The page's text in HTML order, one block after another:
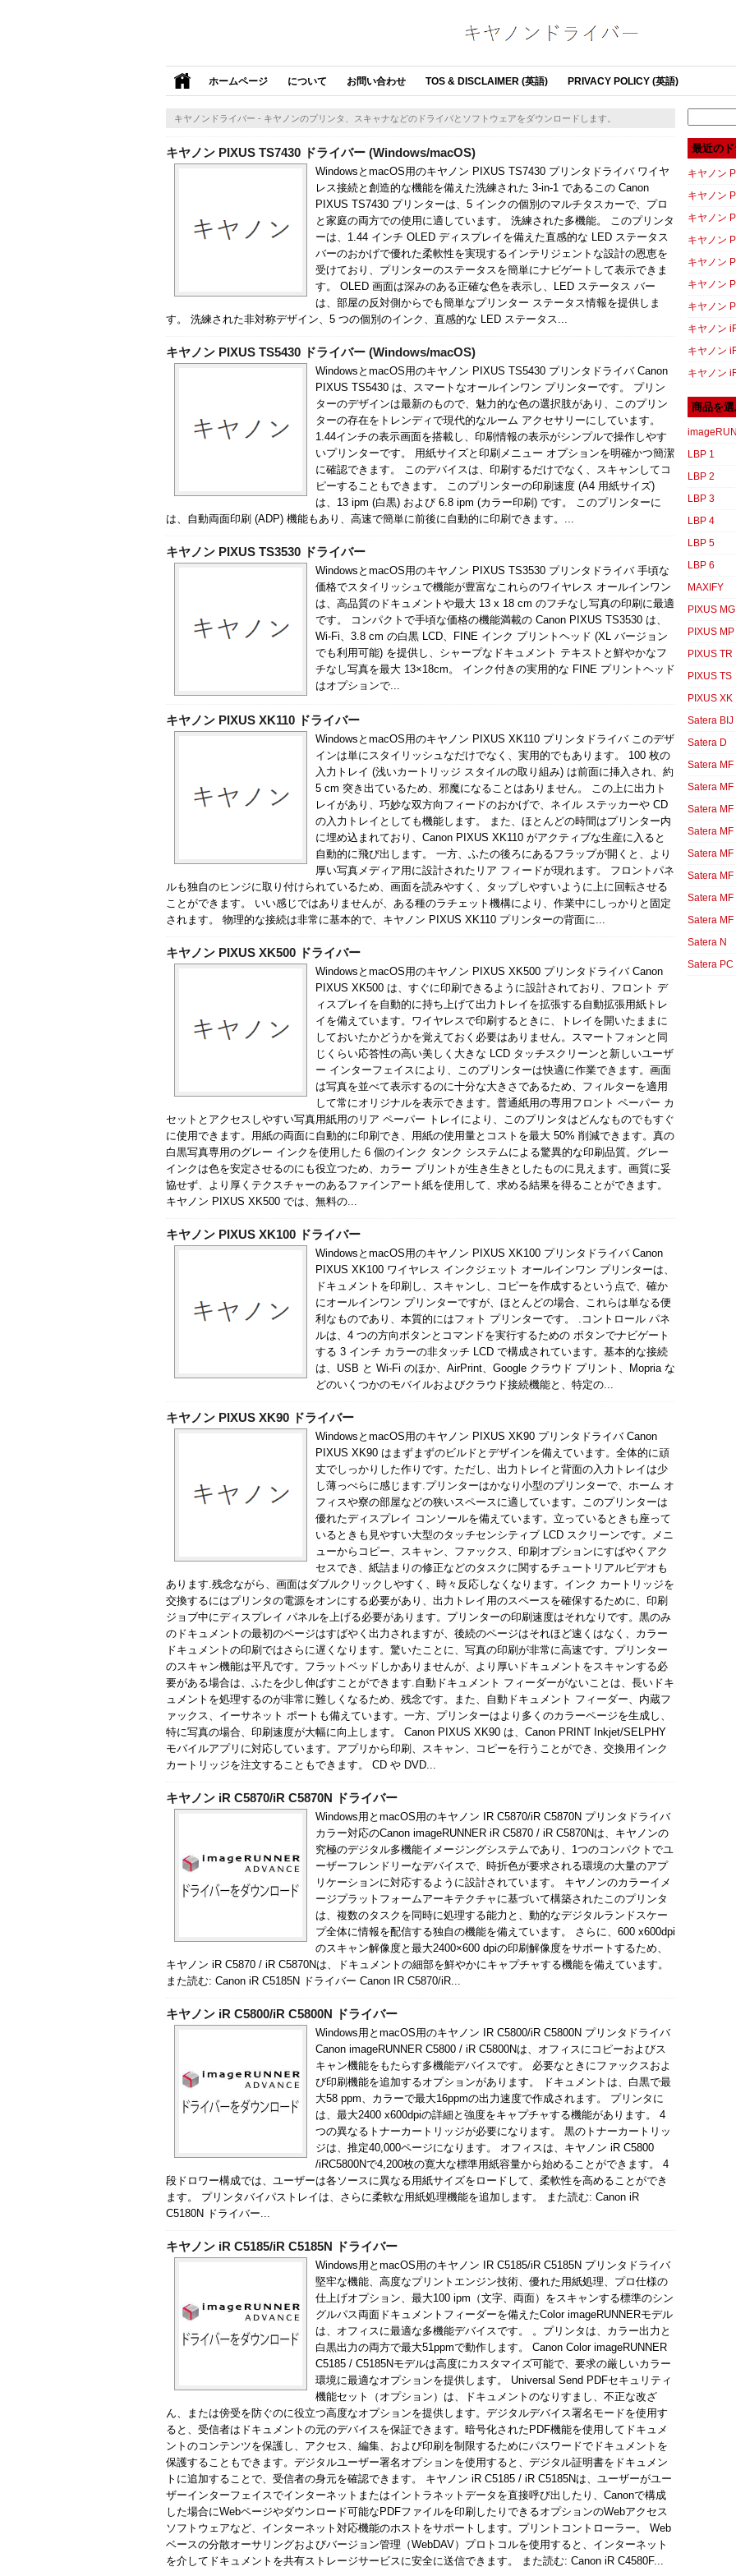
ホームページ について お問い合わせ TOS & DISCLAIMER (英語) PRIVACY POLICY (英語)
キヤノンドライバー - キヤノンのプリンタ、スキャナなどのドライバとソフトウェアをダウンロードします。
キヤノン PIXUS TS7430 ドライバー (Windows/macOS)
WindowsとmacOS用のキヤノン PIXUS TS7430 プリンタドライバ ワイヤ
レス接続と創造的な機能を備えた洗練された 3-in-1 であるこの Canon
PIXUS TS7430 プリンターは、5 インクの個別のマルチタスカーで、プロ
と家庭の両方での使用に適しています。 洗練された多機能。 このプリンタ
ーは、1.44 インチ OLED ディスプレイを備えた直感的な LED ステータス
バーのおかげで優れた柔軟性を実現するインテリジェントな設計の恩恵を
受けており、プリンターのステータスを簡単にナビゲートして表示できま
す。 OLED 画面は深みのある正確な色を表示し、LED ステータス バー
は、部屋の反対側からでも簡単なプリンター ステータス情報を提供しま
す。 洗練された非対称デザイン、5 つの個別のインク、直感的な LED ステータス...
キヤノン PIXUS TS5430 ドライバー (Windows/macOS)
WindowsとmacOS用のキヤノン PIXUS TS5430 プリンタドライバ Canon
PIXUS TS5430 は、スマートなオールインワン プリンターです。 プリン
ターのデザインは最新のもので、魅力的な色の選択肢があり、このプリン
ターの存在をトレンディで現代的なルーム アクセサリーにしています。
1.44インチの表示画面を搭載し、印刷情報の表示がシンプルで操作しやす
いプリンターです。 用紙サイズと印刷メニュー オプションを明確かつ簡潔
に確認できます。 このデバイスは、印刷するだけでなく、スキャンしてコ
ピーすることもできます。 このプリンターの印刷速度 (A4 用紙サイズ)
は、13 ipm (白黒) および 6.8 ipm (カラー印刷) です。 このプリンターに
は、自動両面印刷 (ADP) 機能もあり、高速で簡単に前後に自動的に印刷できます。...
キヤノン PIXUS TS3530 ドライバー
WindowsとmacOS用のキヤノン PIXUS TS3530 プリンタドライバ 手頃な
価格でスタイリッシュで機能が豊富なこれらのワイヤレス オールインワン
は、高品質のドキュメントや最大 13 x 18 cm のフチなし写真の印刷に最適
です。 コンパクトで手頃な価格の機能満載の Canon PIXUS TS3530 は、
Wi-Fi、3.8 cm の白黒 LCD、FINE インク プリントヘッド (XL バージョン
でも利用可能) を提供し、シャープなドキュメント テキストと鮮やかなフ
チなし写真を最大 13×18cm。 インク付きの実用的な FINE プリントヘッド
はオプションで...
キヤノン PIXUS XK110 ドライバー
WindowsとmacOS用のキヤノン PIXUS XK110 プリンタドライバ このデザ
インは単にスタイリッシュなだけでなく、実用的でもあります。 100 枚の
入力トレイ (浅いカートリッジ スタイルの取り組み) は前面に挿入され、約
5 cm 突き出ているため、邪魔になることはありません。 この上に出力ト
レイがあり、巧妙な双方向フィードのおかげで、ネイル ステッカーや CD
の入力トレイとしても機能します。 また、ほとんどの時間はプリンター内
に埋め込まれており、Canon PIXUS XK110 がアクティブな生産に入ると
自動的に飛び出します。 一方、ふたの後ろにあるフラップが開くと、より
厚い写真メディア用に設計されたリア フィードが現れます。 フロントパネ
ルも独自のヒンジに取り付けられているため、画面を読みやすく、タップしやすいように上に回転させる
ことができます。 いい感じではありませんが、ある種のラチェット機構により、作業中にしっかりと固定
されます。 物理的な接続は非常に基本的で、キヤノン PIXUS XK110 プリンターの背面に...
キヤノン PIXUS XK500 ドライバー
WindowsとmacOS用のキヤノン PIXUS XK500 プリンタドライバ Canon
PIXUS XK500 は、すぐに印刷できるように設計されており、フロント デ
ィスプレイを自動的に持ち上げて出力トレイを拡張する自動拡張用紙トレ
イを備えています。ワイヤレスで印刷するときに、トレイを開いたままに
しておいたかどうかを覚えておく必要はありません。スマートフォンと同
じくらい応答性の高い美しく大きな LCD タッチスクリーンと新しいユーザ
ー インターフェイスにより、このプリンターは快適に作業できます。画面
は写真を並べて表示するのに十分な大きさであるため、フィルターを適用
して常にオリジナルを表示できます。普通紙用の専用フロント ペーパー カ
セットとアクセスしやすい写真用紙用のリア ペーパー トレイにより、このプリンタはどんなものでもすぐ
に使用できます。用紙の両面に自動的に印刷でき、用紙の使用量とコストを最大 50% 削減できます。真の
白黒写真専用のグレー インクを使用した 6 個のインク タンク システムによる驚異的な印刷品質。グレー
インクは色を安定させるのにも役立つため、カラー プリントが生き生きとしたものに見えます。画質に妥
協せず、より厚くテクスチャーのあるファインアート紙を使用して、求める結果を得ることができます。
キヤノン PIXUS XK500 では、無料の...
キヤノン PIXUS XK100 ドライバー
WindowsとmacOS用のキヤノン PIXUS XK100 プリンタドライバ Canon
PIXUS XK100 ワイヤレス インクジェット オールインワン プリンターは、
ドキュメントを印刷し、スキャンし、コピーを作成するという点で、確か
にオールインワン プリンターですが、ほとんどの場合、これらは単なる便
利なものであり、本質的にはフォト プリンターです。 .コントロール パネ
ルは、4 つの方向ボタンとコマンドを実行するための ボタンでナビゲート
する 3 インチ カラーの非タッチ LCD で構成されています。基本的な接続
は、USB と Wi-Fi のほか、AirPrint、Google クラウド プリント、Mopria な
どのいくつかのモバイルおよびクラウド接続機能と、特定の...
キヤノン PIXUS XK90 ドライバー
WindowsとmacOS用のキヤノン PIXUS XK90 プリンタドライバ Canon
PIXUS XK90 はまずまずのビルドとデザインを備えています。全体的に頑
丈でしっかりした作りです。ただし、出力トレイと背面の入力トレイは少
し薄っぺらに感じます.プリンターはかなり小型のプリンターで、ホーム オ
フィスや寮の部屋などの狭いスペースに適しています。このプリンターは
優れたディスプレイ コンソールを備えています。立っているときも座って
いるときも見やすい大型のタッチセンシティブ LCD スクリーンです。メニ
ューからコピー、スキャン、ファックス、印刷オプションにすばやくアク
セスでき、紙詰まりの修正などのタスクに関するチュートリアルビデオも
あります.残念ながら、画面はダブルクリックしやすく、時々反応しなくなります。インク カートリッジを
交換するにはプリンタの電源をオンにする必要があり、出力トレイ用のスペースを確保するために、印刷
ジョブ中にディスプレイ パネルを上げる必要があります。プリンターの印刷速度はそれなりです。黒のみ
のドキュメントの最初のページはすばやく出力されますが、後続のページはそれほど速くはなく、カラー
ドキュメントの印刷ではさらに遅くなります。驚いたことに、写真の印刷が非常に高速です。プリンター
のスキャン機能は平凡です。フラットベッドしかありませんが、より厚いドキュメントをスキャンする必
要がある場合は、ふたを少し伸ばすことができます.自動ドキュメント フィーダーがないことは、長いドキ
ュメントを処理するのが非常に難しくなるため、残念です。また、自動ドキュメント フィーダー、内蔵フ
ァックス、イーサネット ポートも備えています。一方、プリンターはより多くのカラーページを生成し、
特に写真の場合、印刷速度が大幅に向上します。 Canon PIXUS XK90 は、Canon PRINT Inkjet/SELPHY
モバイルアプリに対応しています。アプリから印刷、スキャン、コピーを行うことができ、交換用インク
カートリッジを注文することもできます。 CD や DVD...
キヤノン iR C5870/iR C5870N ドライバー
Windows用とmacOS用のキヤノン IR C5870/iR C5870N プリンタドライバ
カラー対応のCanon imageRUNNER iR C5870 / iR C5870Nは、キヤノンの
究極のデジタル多機能イメージングシステムであり、1つのコンパクトでユ
ーザーフレンドリーなデバイスで、時折色が要求される環境の大量のアプ
リケーションに対応するように設計されています。 キヤノンのカラーイメ
ージプラットフォームアーキテクチャに基づいて構築されたこのプリンタ
は、複数のタスクを同時に処理する能力と、動的なデジタルランドスケー
プ全体に情報を配信する独自の機能を備えています。 さらに、600 x600dpi
のスキャン解像度と最大2400×600 dpiの印刷解像度をサポートするため、
キヤノン iR C5870 / iR C5870Nは、ドキュメントの細部を鮮やかにキャプチャする機能を備えています。
また読む: Canon iR C5185N ドライバー Canon IR C5870/iR...
キヤノン iR C5800/iR C5800N ドライバー
Windows用とmacOS用のキヤノン IR C5800/iR C5800N プリンタドライバ
Canon imageRUNNER C5800 / iR C5800Nは、オフィスにコピーおよびス
キャン機能をもたらす多機能デバイスです。 必要なときにファックスおよ
び印刷機能を追加するオプションがあります。 ドキュメントは、白黒で最
大58 ppm、カラーで最大16ppmの出力速度で作成されます。 プリンタに
は、最大2400 x600dpiの詳細と強度をキャプチャする機能があります。 4
つの異なるトナーカートリッジが必要になります。 黒のトナーカートリッ
ジは、推定40,000ページになります。 オフィスは、キヤノン iR C5800
/iRC5800Nで4,200枚の寛大な標準用紙容量から始めることができます。 4
段ドロワー構成では、ユーザーは各ソースに異なる用紙サイズをロードして、柔軟性を高めることができ
ます。 プリンタバイパストレイは、さらに柔軟な用紙処理機能を追加します。 また読む: Canon iR
C5180N ドライバー...
キヤノン iR C5185/iR C5185N ドライバー
Windows用とmacOS用のキヤノン IR C5185/iR C5185N プリンタドライバ
堅牢な機能、高度なプリントエンジン技術、優れた用紙処理、プロ仕様の
仕上げオプション、最大100 ipm（文字、両面）をスキャンする標準のシン
グルパス両面ドキュメントフィーダーを備えたColor imageRUNNERモデル
は、オフィスに最適な多機能デバイスです。 。プリンタは、カラー出力と
白黒出力の両方で最大51ppmで動作します。 Canon Color imageRUNNER
C5185 / C5185Nモデルは高度にカスタマイズ可能で、要求の厳しいカラー
環境に最適なオプションを提供します。 Universal Send PDFセキュリティ
機能セット（オプション）は、ドキュメントのなりすまし、不正な改ざ
ん、または傍受を防ぐのに役立つ高度なオプションを提供します。デジタルデバイス署名モードを使用す
ると、受信者はドキュメントの元のデバイスを保証できます。暗号化されたPDF機能を使用してドキュメ
ントのコンテンツを保護し、アクセス、編集、および印刷を制限するためにパスワードでドキュメントを
保護することもできます。デジタルユーザー署名オプションを使用すると、デジタル証明書をドキュメン
トに追加することで、受信者の身元を確認できます。 キヤノン iR C5185 / iR C5185Nは、ユーザーがユー
ザーインターフェイスでインターネットまたはイントラネットデータを直接呼び出したり、Canonで構成
した場合にWebページやダウンロード可能なPDFファイルを印刷したりできるオプションのWebアクセス
ソフトウェアなど、インターネット対応機能のホストをサポートします。プリントコントローラー。 Web
ベースの分散オーサリングおよびバージョン管理（WebDAV）プロトコルを使用すると、インターネット
を介してドキュメントを共有ストレージサービスに安全に送信できます。 また読む: Canon iR C4580F...
最近の
キヤノン
キヤノン
キヤノン
キヤノン
キヤノン
キヤノン
キヤノン
キヤノン
キヤノン
キヤノン
商品を
LBP 1
LBP 2
LBP 3
LBP 4
LBP 5
LBP 6
MAXIFY
PIXUS MG
PIXUS MP
PIXUS TR
PIXUS TS
PIXUS XK
Satera BIJ
Satera D
Satera MF
Satera MF
Satera MF
Satera MF
Satera MF
Satera MF
Satera MF
Satera MF
Satera N
Satera PC